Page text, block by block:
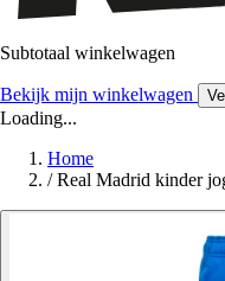
Subtotaal winkelwagen
Bekijk mijn winkelwagen
Loading...
Home
/ Real Madrid kinder